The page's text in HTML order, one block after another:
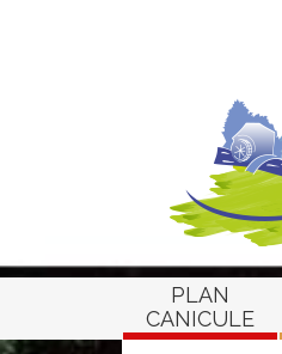
PLAN
CANICULE